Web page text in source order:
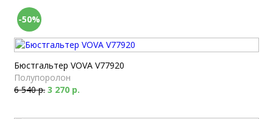
-50%
Бюстгальтер VOVA V77920
Полупоролон
6 540 р. 3 270 р.